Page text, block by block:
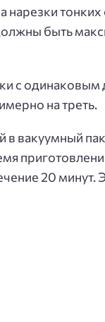
нарезки
быть
с
на треть.
вакуумный
20 минут.